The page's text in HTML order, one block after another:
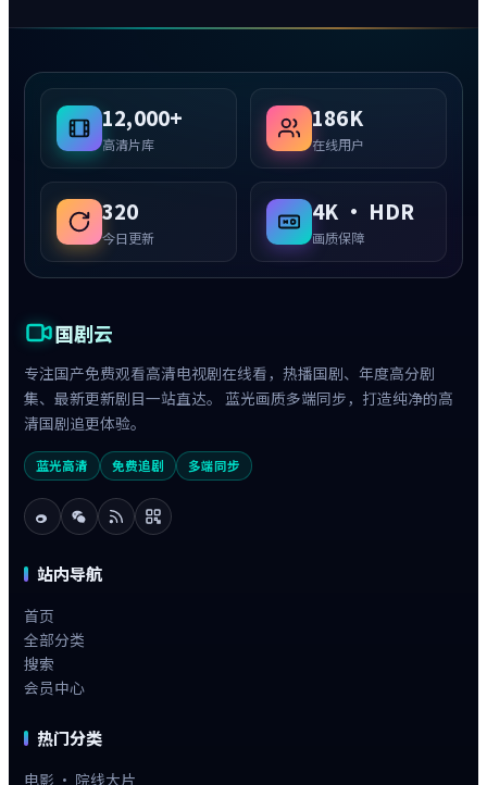
12,000+
高清片库
186K
在线用户
320
今日更新
4K · HDR
画质保障
国剧云
专注国产免费观看高清电视剧在线看，热播国剧、年度高分剧
集、最新更新剧目一站直达。 蓝光画质多端同步，打造纯净的高
清国剧追更体验。
蓝光高清 免费追剧 多端同步
站内导航
首页
全部分类
搜索
会员中心
热门分类
电影 · 院线大片